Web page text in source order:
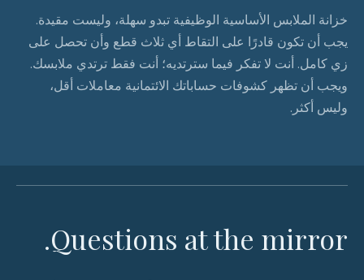
خزانة الملابس الأساسية الوظيفية تبدو سهلة، وليست مقيدة.
يجب أن تكون قادرًا على التقاط أي ثلاث قطع وأن تحصل على
زي كامل. أنت لا تفكر فيما سترتديه؛ أنت فقط ترتدي ملابسك.
ويجب أن تظهر كشوفات حساباتك الائتمانية معاملات أقل،
وليس أكثر.
Questions at the mirror.